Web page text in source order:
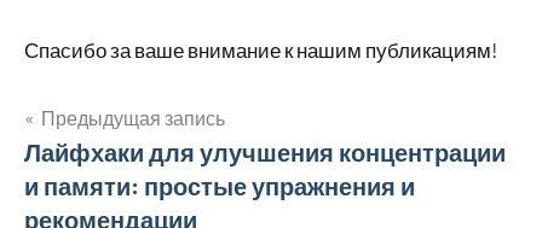
Спасибо за ваше внимание к нашим публикациям!
Навигация
по
Предыдущая запись
Лайфхаки для улучшения концентрации
и памяти: простые упражнения и
рекомендации